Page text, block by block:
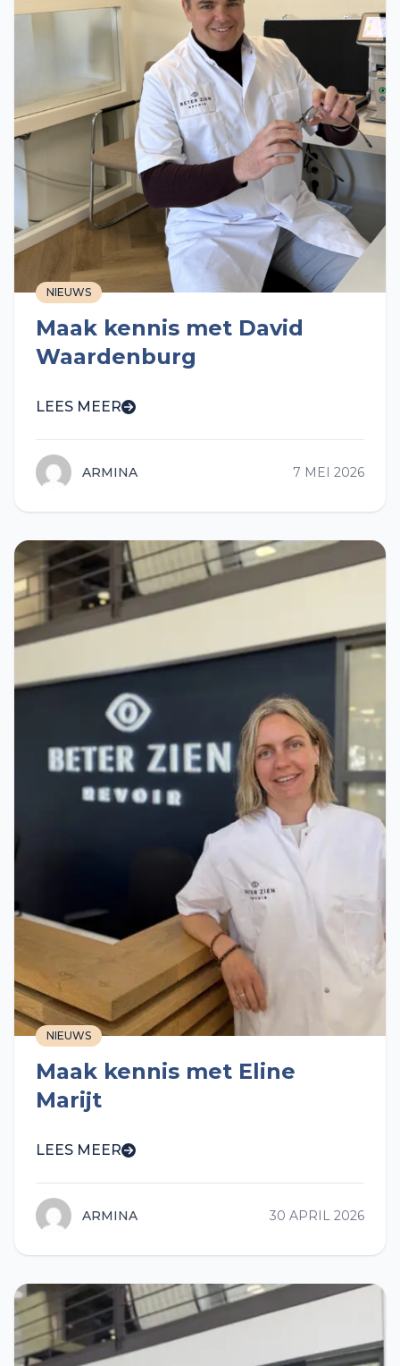
NIEUWS
Maak kennis met David
Waardenburg
LEES MEER
ARMINA 7 MEI 2026
NIEUWS
Maak kennis met Eline
Marijt
LEES MEER
ARMINA 30 APRIL 2026